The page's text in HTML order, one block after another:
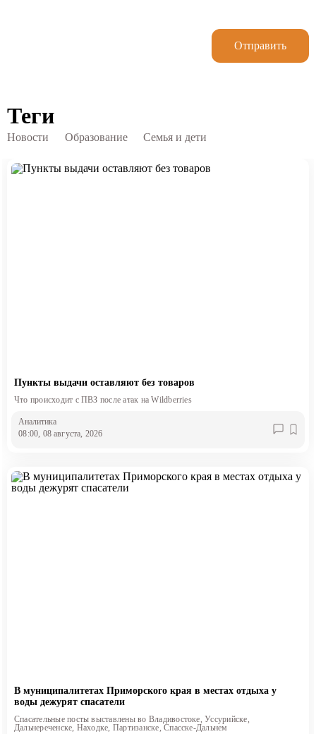
Отправить
Теги
Новости Образование Семья и дети
Пункты выдачи оставляют без товаров
Что происходит с ПВЗ после атак на Wildberries
Аналитика
08:00, 08 августа, 2026
В муниципалитетах Приморского края в местах отдыха у
воды дежурят спасатели
Спасательные посты выставлены во Владивостоке, Уссурийске,
Дальнереченске, Находке, Партизанске, Спасске-Дальнем